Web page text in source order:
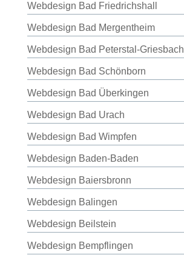
Webdesign Bad Friedrichshall
Webdesign Bad Mergentheim
Webdesign Bad Peterstal-Griesbach
Webdesign Bad Schönborn
Webdesign Bad Überkingen
Webdesign Bad Urach
Webdesign Bad Wimpfen
Webdesign Baden-Baden
Webdesign Baiersbronn
Webdesign Balingen
Webdesign Beilstein
Webdesign Bempflingen